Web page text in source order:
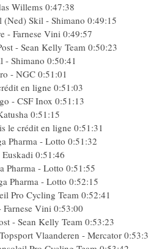
Willems 0:47:38
Skil - Shimano 0:49:15
- Farnese Vini 0:49:57
- Sean Kelly Team 0:50:23
- Shimano 0:50:41
- NGC 0:51:01
en ligne 0:51:03
- CSF Inox 0:51:13
0:51:15
le crédit en ligne 0:51:31
Pharma - Lotto 0:51:32
0:51:46
Pharma - Lotto 0:51:55
Pharma - Lotto 0:52:15
Pro Cycling Team 0:52:41
Vini 0:53:00
- Sean Kelly Team 0:53:23
Vlaanderen - Mercator